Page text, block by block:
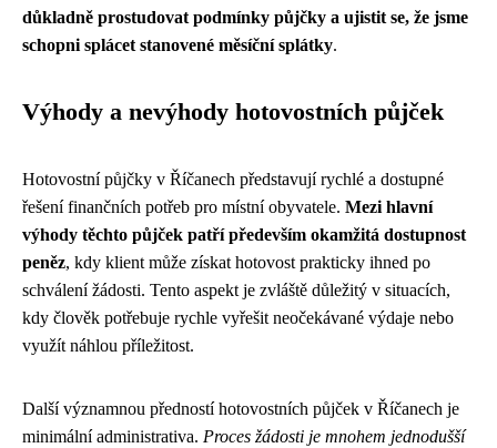
důkladně prostudovat podmínky půjčky a ujistit se, že jsme
schopni splácet stanovené měsíční splátky.
Výhody a nevýhody hotovostních půjček
Hotovostní půjčky v Říčanech představují rychlé a dostupné
řešení finančních potřeb pro místní obyvatele. Mezi hlavní
výhody těchto půjček patří především okamžitá dostupnost
peněz, kdy klient může získat hotovost prakticky ihned po
schválení žádosti. Tento aspekt je zvláště důležitý v situacích,
kdy člověk potřebuje rychle vyřešit neočekávané výdaje nebo
využít náhlou příležitost.
Další významnou předností hotovostních půjček v Říčanech je
minimální administrativa. Proces žádosti je mnohem jednodušší